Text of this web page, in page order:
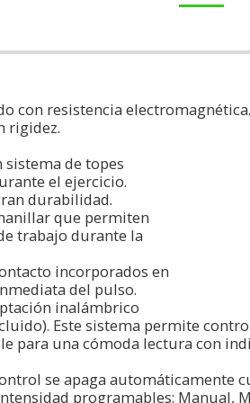
con resistencia
rigidez.
de topes
el ejercicio.
durabilidad.
que permiten
trabajo durante la
incorporados en
del pulso.
inalámbrico
Este sistema permite
para una cómoda lectura con
se apaga automáticamente
programables: Manual,